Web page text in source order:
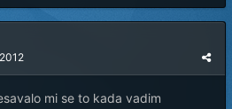
mi se to kada vadim